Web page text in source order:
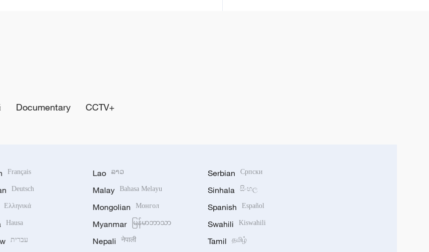
Documentary CCTV+
Français
Deutsch
Ελληνικά
Hausa
עברית
Lao ລາວ
Malay Bahasa Melayu
Mongolian Монгол
Myanmar မြန်မာဘာသာ
Nepali नेपाली
Serbian Српски
Sinhala සිංහල
Spanish Español
Swahili Kiswahili
Tamil தமிழ்